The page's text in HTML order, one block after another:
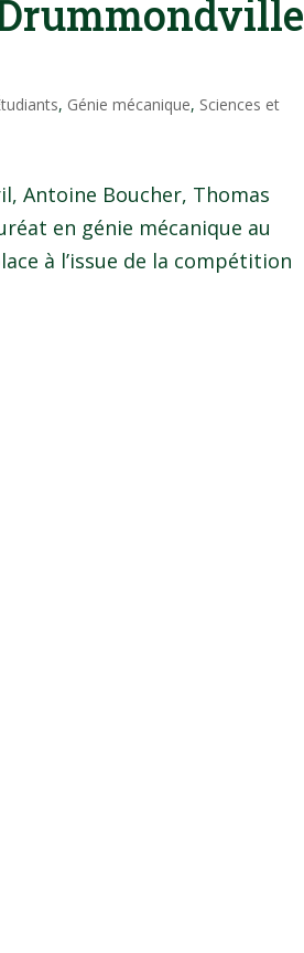
, Génie mécanique, Sciences et
Antoine Boucher, Thomas
en génie mécanique au
à l’issue de la compétition